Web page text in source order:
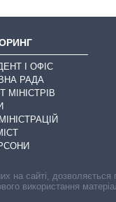
І ОФІС
РАДА
МІНІСТРІВ
на сайті,
використання